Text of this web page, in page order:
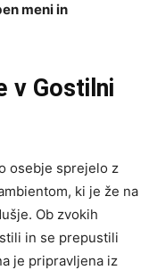
meni in
v Gostilni
osebje sprejelo z
ki je že na
Ob zvokih
in se prepustili
je pripravljena iz